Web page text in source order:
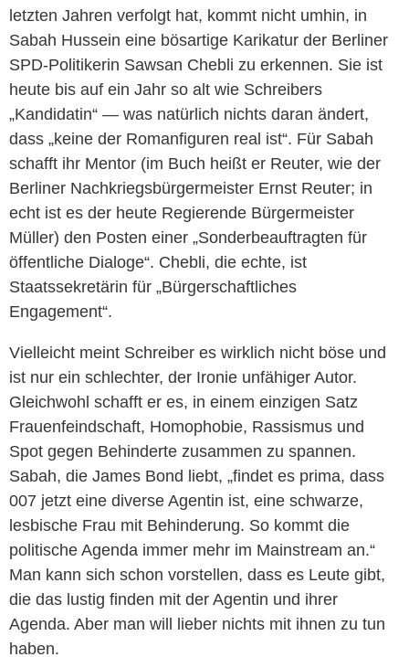
letzten Jahren verfolgt hat, kommt nicht umhin, in
Sabah Hussein eine bösartige Karikatur der Berliner
SPD-Politikerin Sawsan Chebli zu erkennen. Sie ist
heute bis auf ein Jahr so alt wie Schreibers
„Kandidatin“ — was natürlich nichts daran ändert,
dass „keine der Romanfiguren real ist“. Für Sabah
schafft ihr Mentor (im Buch heißt er Reuter, wie der
Berliner Nachkriegsbürgermeister Ernst Reuter; in
echt ist es der heute Regierende Bürgermeister
Müller) den Posten einer „Sonderbeauftragten für
öffentliche Dialoge“. Chebli, die echte, ist
Staatssekretärin für „Bürgerschaftliches
Engagement“.
Vielleicht meint Schreiber es wirklich nicht böse und
ist nur ein schlechter, der Ironie unfähiger Autor.
Gleichwohl schafft er es, in einem einzigen Satz
Frauenfeindschaft, Homophobie, Rassismus und
Spot gegen Behinderte zusammen zu spannen.
Sabah, die James Bond liebt, „findet es prima, dass
007 jetzt eine diverse Agentin ist, eine schwarze,
lesbische Frau mit Behinderung. So kommt die
politische Agenda immer mehr im Mainstream an.“
Man kann sich schon vorstellen, dass es Leute gibt,
die das lustig finden mit der Agentin und ihrer
Agenda. Aber man will lieber nichts mit ihnen zu tun
haben.